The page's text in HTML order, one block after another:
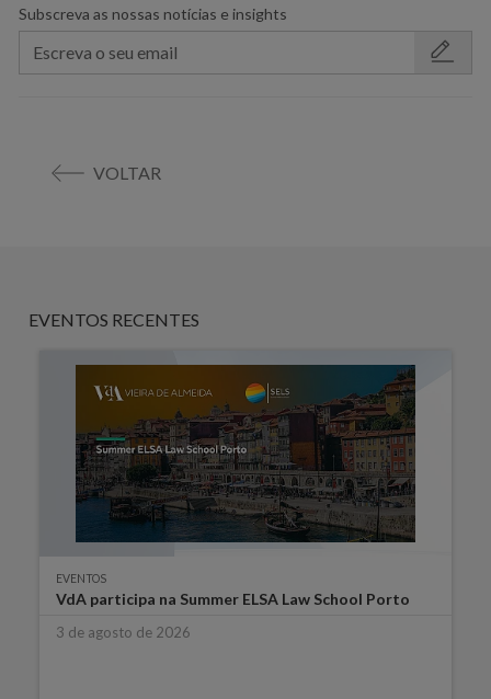
Subscreva as nossas notícias e insights
VOLTAR
EVENTOS RECENTES
EVENTOS
VdA participa na Summer ELSA Law School Porto
3 de agosto de 2026